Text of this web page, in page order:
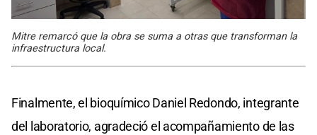
Mitre remarcó que la obra se suma a otras que transforman la
infraestructura local.
Finalmente, el bioquímico Daniel Redondo, integrante
del laboratorio, agradeció el acompañamiento de las